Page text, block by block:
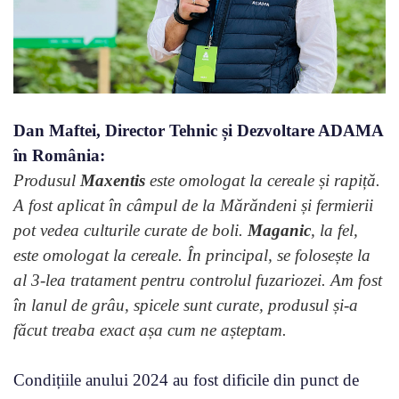
Dan Maftei, Director Tehnic și Dezvoltare ADAMA
în România:
ProdusulMaxentis este omologat la cereale și rapiță.
A fost aplicat în câmpul de la Mărăndeni și fermierii
pot vedea culturile curate de boli.Maganic, la fel,
este omologat la cereale. În principal, se folosește la
al 3-lea tratament pentru controlul fuzariozei. Am fost
în lanul de grâu, spicele sunt curate, produsul și-a
făcut treaba exact așa cum ne așteptam.
Condițiile anului 2024 au fost dificile din punct de